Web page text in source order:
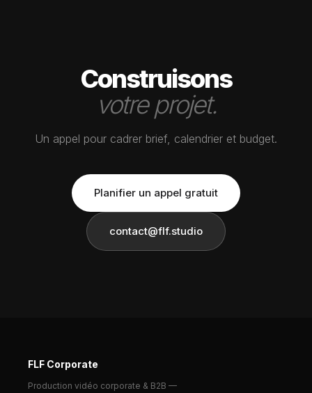
Construisons
votre projet.
Un appel pour cadrer brief, calendrier et budget.
Planifier un appel gratuit
contact@flf.studio
FLF Corporate
Production vidéo corporate & B2B —